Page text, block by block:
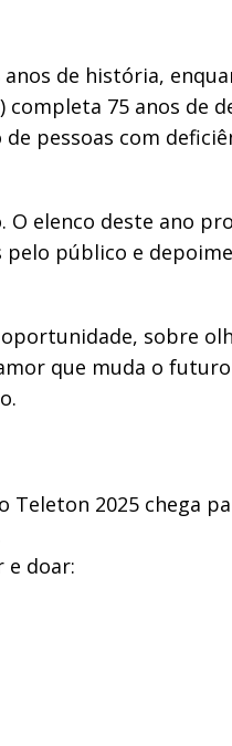
de história,
completa 75 anos de
pessoas com
O elenco deste ano
pelo público e
sobre
que muda o
Teleton 2025 chega
e doar: